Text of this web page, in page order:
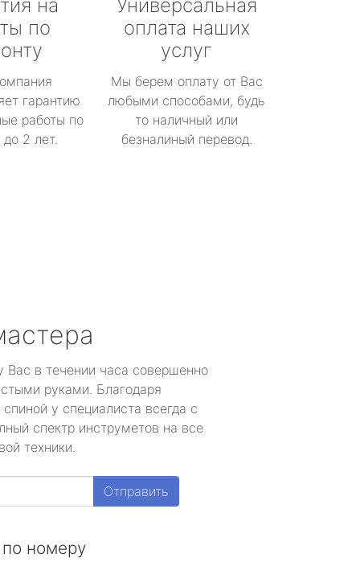
на
по
гарантию
работы по
2 лет.
Универсальная
оплата наших
услуг
Мы берем оплату от Вас
любыми способами, будь
то наличный или
безналиный перевод.
Вас в течении часа совершенно
руками. Благодаря
у специалиста всегда с
спектр инструметов на все
техники.
Отправить
номеру